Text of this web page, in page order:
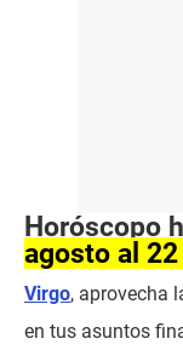
Horóscopo
agosto al
Virgo, aprovecha
en tus asuntos